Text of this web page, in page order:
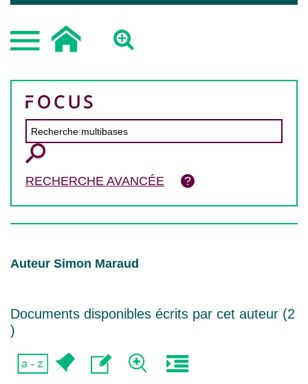
RECHERCHE AVANCÉE
Auteur Simon Maraud
Documents disponibles écrits par cet auteur (2
)